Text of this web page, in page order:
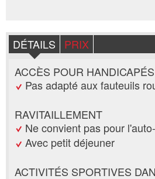
DÉTAILS
PRIX
ACCÈS POUR HANDICAPÉS
Pas adapté aux fauteuils
RAVITAILLEMENT
Ne convient pas pour
Avec petit déjeuner
ACTIVITÉS SPORTIVES